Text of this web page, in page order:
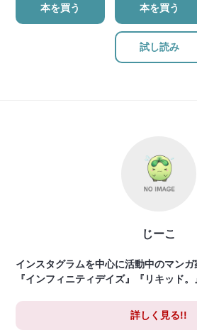
本を買う 本を買う
試し読み
じーこ
インスタグラムを中心に活動中のマンガ
『インフィニティデイズ』『リキッド。
詳しく見る!!